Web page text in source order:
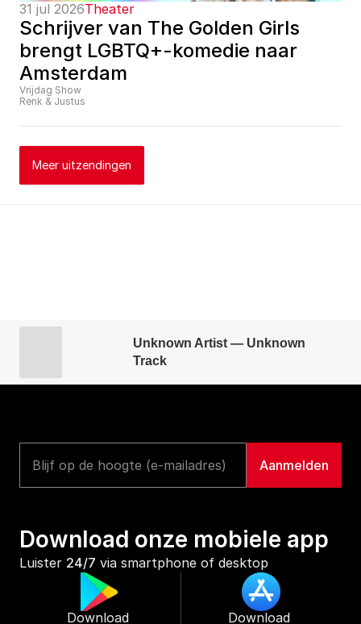
31 jul 2026Theater
Schrijver van The Golden Girls
brengt LGBTQ+-komedie naar
Amsterdam
Vrijdag Show
Renk & Justus
Meer uitzendingen
Unknown Artist — Unknown
Track
Download onze mobiele app
Luister 24/7 via smartphone of desktop
Download Download